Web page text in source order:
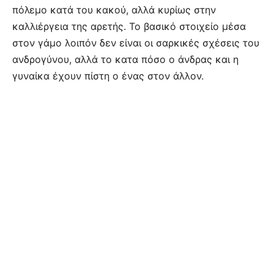
πόλεμο κατά του κακού, αλλά κυρίως στην
καλλιέργεια της αρετής. Το βασικό στοιχείο μέσα
στον γάμο λοιπόν δεν είναι οι σαρκικές σχέσεις του
ανδρογύνου, αλλά το κατα πόσο ο άνδρας και η
γυναίκα έχουν πίστη ο ένας στον άλλον.